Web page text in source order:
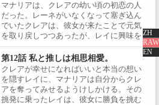
ZH
RAW
EN
追放となった。しかし、幼い頃から一緒
だったレーネと別れ、クレアの気持ちは
沈んでいた。そんなクレアのもとに、一
通の手紙が届く。差出人はマナリア＝ス
ース。クレアが「お姉さま」と慕う幼馴
染だった。
マナリアは、クレアの幼い頃の初恋の人
だった。レーネがいなくなって塞ぎ込ん
でいたクレアは、彼女が来たことで元気
を取り戻しつつあったが、レイに興味を
持ったマナリアは、当てつけのようにレ
イがやっていたクレアの身の回りの世話
をし始める。これまでのようにクレアの
そばにいられない日々が続き、レイの我
慢も限界に近づきつつあった。
第12話 私と推しは相思相愛。
クレアが幸せになればいいと本当の想い
を隠すレイに、マナリアは自分からクレ
アを奪ってみせるようけしかける。その
挑発に乗ったレイは、彼女に勝負を挑む